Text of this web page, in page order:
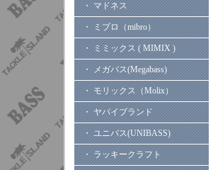
・ マドネス
・ ミブロ（mibro）
・ ミミックス ( MIMIX )
・ メガバス(Megabass)
・ モリックス（Molix）
・ ヤバイブランド
・ ユニバス(UNIBASS)
・ ラッキークラフト